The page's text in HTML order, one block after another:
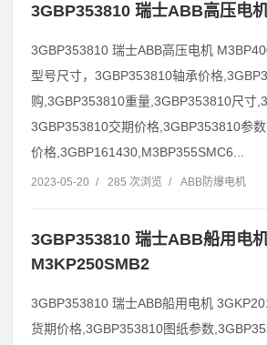
3GBP353810 瑞士ABB高压电
3GBP353810 瑞士ABB高压电机
型号尺寸，3GBP353810轴承价格
购,3GBP353810重量,3GBP353810尺寸
3GBP353810交期价格,3GBP353810参
价格,3GBP161430,M3BP355SMC6...
2023-05-20 / 285 次浏览 / ABB防爆电机
3GBP353810 瑞士ABB船用电
M3KP250SMB2
3GBP353810 瑞士ABB船用电机
货期价格,3GBP353810图纸参数